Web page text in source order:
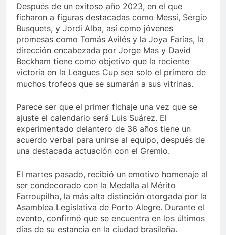
Después de un exitoso año 2023, en el que
ficharon a figuras destacadas como Messi, Sergio
Busquets, y Jordi Alba, así como jóvenes
promesas como Tomás Avilés y la Joya Farías, la
dirección encabezada por Jorge Mas y David
Beckham tiene como objetivo que la reciente
victoria en la Leagues Cup sea solo el primero de
muchos trofeos que se sumarán a sus vitrinas.
Parece ser que el primer fichaje una vez que se
ajuste el calendario será Luis Suárez. El
experimentado delantero de 36 años tiene un
acuerdo verbal para unirse al equipo, después de
una destacada actuación con el Gremio.
El martes pasado, recibió un emotivo homenaje al
ser condecorado con la Medalla al Mérito
Farroupilha, la más alta distinción otorgada por la
Asamblea Legislativa de Porto Alegre. Durante el
evento, confirmó que se encuentra en los últimos
días de su estancia en la ciudad brasileña.